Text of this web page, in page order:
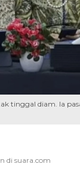
tinggal diam. Ia